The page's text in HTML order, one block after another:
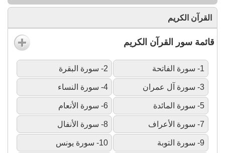
القرآن الكريم
قائمة سور القرآن الكريم
1- سورة الفاتحة 2- سورة البقرة
3- سورة آل عمران 4- سورة النساء
5- سورة المائدة 6- سورة الأنعام
7- سورة الأعراف 8- سورة الأنفال
9- سورة التوبة 10- سورة يونس